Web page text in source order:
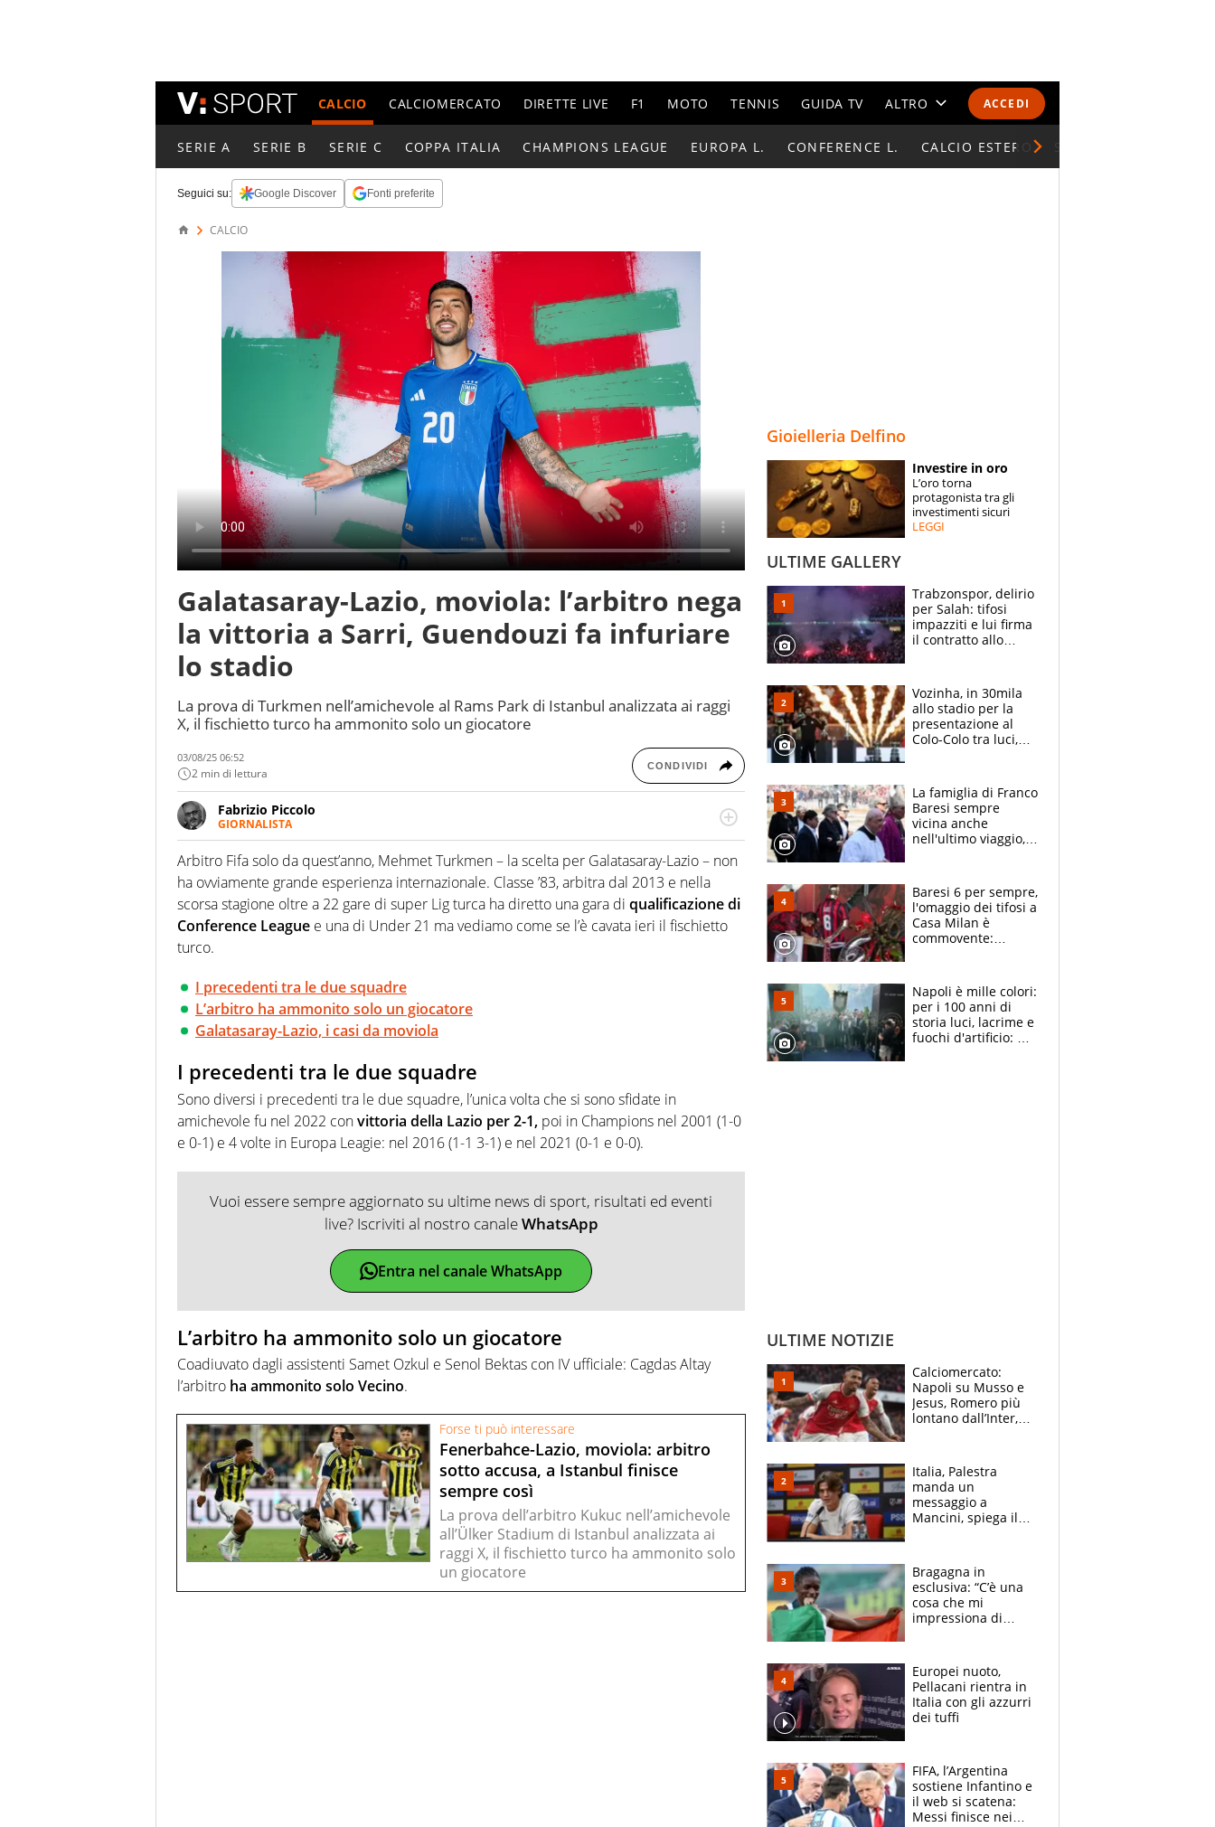
ACCEDI
CALCIO CALCIOMERCATO DIRETTE LIVE F1 MOTO TENNIS GUIDA TV ALTRO
CALENDARI E CLASSIFICHE
ESPERTI
CONTATTI
SERIE A SERIE B SERIE C COPPA ITALIA CHAMPIONS LEAGUE EUROPA L. CONFERENCE L. CALCIO ESTERO
Seguici su: Google Discover Fonti preferite
CALCIO
Galatasaray-Lazio, moviola: l’arbitro nega
la vittoria a Sarri, Guendouzi fa infuriare
lo stadio
La prova di Turkmen nell’amichevole al Rams Park di Istanbul analizzata ai raggi
X, il fischietto turco ha ammonito solo un giocatore
03/08/25 06:52
2 min di lettura CONDIVIDI
Fabrizio Piccolo
GIORNALISTA
Nella sua carriera ha seguito numerose manifestazioni sportive e collaborato con
agenzie e testate. Esperienza, competenza, conoscenza e memoria storica. Si occupa
prevalentemente di calcio
Arbitro Fifa solo da quest’anno, Mehmet Turkmen – la scelta per Galatasaray-Lazio – non
ha ovviamente grande esperienza internazionale. Classe ’83, arbitra dal 2013 e nella
scorsa stagione oltre a 22 gare di super Lig turca ha diretto una gara di qualificazione di
Conference League e una di Under 21 ma vediamo come se l’è cavata ieri il fischietto
turco.
I precedenti tra le due squadre
L’arbitro ha ammonito solo un giocatore
Galatasaray-Lazio, i casi da moviola
I precedenti tra le due squadre
Sono diversi i precedenti tra le due squadre, l’unica volta che si sono sfidate in
amichevole fu nel 2022 convittoria della Lazio per 2-1, poi in Champions nel 2001 (1-0
e 0-1) e 4 volte in Europa Leagie: nel 2016 (1-1 3-1) e nel 2021 (0-1 e 0-0).
Vuoi essere sempre aggiornato su ultime news di sport, risultati ed eventi
live? Iscriviti al nostro canaleWhatsApp
Entra nel canale WhatsApp
L’arbitro ha ammonito solo un giocatore
Coadiuvato dagli assistenti Samet Ozkul e Senol Bektas con IV ufficiale: Cagdas Altay
l’arbitro ha ammonito solo Vecino.
Forse ti può interessare
Fenerbahce-Lazio, moviola: arbitro
sotto accusa, a Istanbul finisce
sempre così
La prova dell’arbitro Kukuc nell’amichevole
all’Ülker Stadium di Istanbul analizzata ai
raggi X, il fischietto turco ha ammonito solo
un giocatore
Gioielleria Delfino
Investire in oro
L’oro torna
protagonista tra gli
investimenti sicuri
LEGGI
ULTIME GALLERY
Trabzonspor, delirio
per Salah: tifosi
impazziti e lui firma
il contratto allo
Vozinha, in 30mila
allo stadio per la
presentazione al
Colo-Colo tra luci,
La famiglia di Franco
Baresi sempre
vicina anche
nell'ultimo viaggio,
circondati
dall'affetto dei tifosi
Baresi 6 per sempre,
l'omaggio dei tifosi a
Casa Milan è
commovente:
bigliettini
Napoli è mille colori:
per i 100 anni di
storia luci, lacrime e
fuochi d'artificio: De
ULTIME NOTIZIE
Calciomercato:
Napoli su Musso e
Jesus, Romero più
lontano dall’Inter,
tabellone
Italia, Palestra
manda un
messaggio a
Mancini, spiega il
l'alleanza con
Donnarumma
Bragagna in
esclusiva: “C’è una
cosa che mi
impressiona di
E svela la sorpresa
agli Europei
Europei nuoto,
Pellacani rientra in
Italia con gli azzurri
dei tuffi
FIFA, l’Argentina
sostiene Infantino e
il web si scatena:
Messi finisce nei